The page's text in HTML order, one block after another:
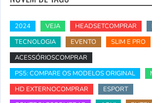
2024 VEJA HEADSETCOMPRAR
TECNOLOGIA
EVENTO
SLIM E PRO
ACESSÓRIOSCOMPRAR
PS5: COMPARE OS MODELOS ORIGINAL
HD EXTERNOCOMPRAR
ESPORT